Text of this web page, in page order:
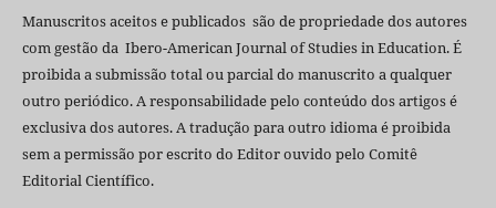
Manuscritos aceitos e publicados são de propriedade dos autores
com gestão da Ibero-American Journal of Studies in Education. É
proibida a submissão total ou parcial do manuscrito a qualquer
outro periódico. A responsabilidade pelo conteúdo dos artigos é
exclusiva dos autores. A tradução para outro idioma é proibida
sem a permissão por escrito do Editor ouvido pelo Comitê
Editorial Científico.